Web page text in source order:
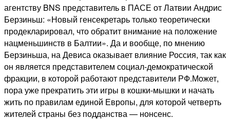
агентству BNS представитель в ПАСЕ от Латвии Андрис
Берзиньш: «Новый генсекретарь только теоретически
продекларировал, что обратит внимание на положение
нацменьшинств в Балтии». Да и вообще, по мнению
Берзиньша, на Девиса оказывает влияние Россия, так как
он является представителем социал-демократической
фракции, в которой работают представители РФ.Может,
пора уже прекратить эти игры в кошки-мышки и начать
жить по правилам единой Европы, для которой четверть
жителей страны без подданства — нонсенс.